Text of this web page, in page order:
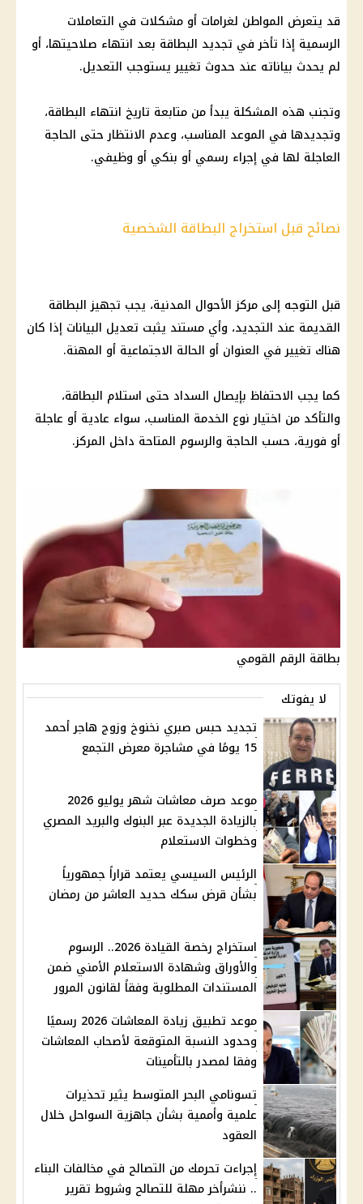
قد يتعرض المواطن لغرامات أو مشكلات في التعاملات
الرسمية إذا تأخر في تجديد البطاقة بعد انتهاء صلاحيتها، أو
لم يحدث بياناته عند حدوث تغيير يستوجب التعديل.
وتجنب هذه المشكلة يبدأ من متابعة تاريخ انتهاء البطاقة،
وتجديدها في الموعد المناسب، وعدم الانتظار حتى الحاجة
العاجلة لها في إجراء رسمي أو بنكي أو وظيفي.
نصائح قبل استخراج البطاقة الشخصية
قبل التوجه إلى مركز الأحوال المدنية، يجب تجهيز البطاقة
القديمة عند التجديد، وأي مستند يثبت تعديل البيانات إذا كان
هناك تغيير في العنوان أو الحالة الاجتماعية أو المهنة.
كما يجب الاحتفاظ بإيصال السداد حتى استلام البطاقة،
والتأكد من اختيار نوع الخدمة المناسب، سواء عادية أو عاجلة
أو فورية، حسب الحاجة والرسوم المتاحة داخل المركز.
بطاقة الرقم القومي
لا يفوتك
تجديد حبس صبري نخنوخ وزوج هاجر أحمد
15 يومًا في مشاجرة معرض التجمع
موعد صرف معاشات شهر يوليو 2026
بالزيادة الجديدة عبر البنوك والبريد المصري
وخطوات الاستعلام
الرئيس السيسي يعتمد قراراً جمهورياً
بشأن قرض سكك حديد العاشر من رمضان
استخراج رخصة القيادة 2026.. الرسوم
والأوراق وشهادة الاستعلام الأمني ضمن
المستندات المطلوبة وفقاً لقانون المرور
موعد تطبيق زيادة المعاشات 2026 رسميًا
وحدود النسبة المتوقعة لأصحاب المعاشات
وفقا لمصدر بالتأمينات
تسونامي البحر المتوسط يثير تحذيرات
علمية وأممية بشأن جاهزية السواحل خلال
العقود
إجراءت تحرمك من التصالح في مخالفات البناء
.. ننشرأخر مهلة للتصالح وشروط تقرير